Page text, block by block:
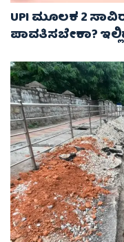
UPI ಮೂಲಕ 2
ಪಾವತಿಸಬೇಕಾ?